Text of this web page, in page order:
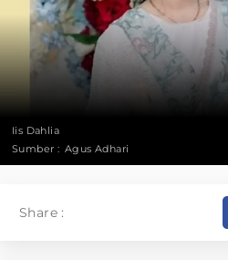
Iis Dahlia
Sumber : Agus Adhari
Share :